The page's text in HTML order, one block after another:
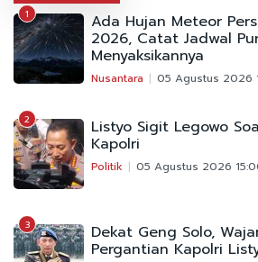
1 Ada Hujan Meteor
2026, Catat Jadwal
Menyaksikannya
Nusantara 05 Agustus 2026
2 Listyo Sigit Legowo
Kapolri
Politik 05 Agustus 2026
3 Dekat Geng Solo,
Pergantian Kapolri